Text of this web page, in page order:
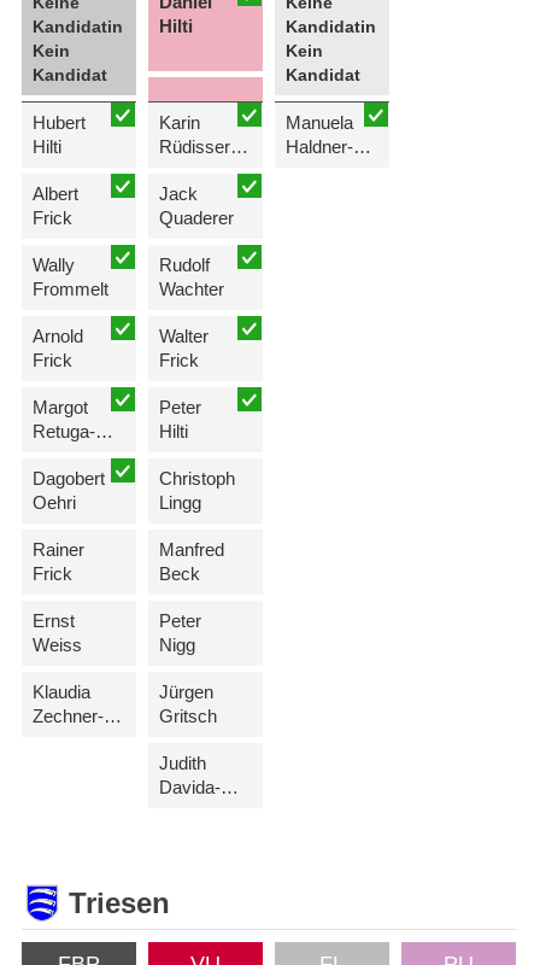
Kandidatin
Kein
Kandidat
Hubert
Hilti
Albert
Frick
Wally
Frommelt
Arnold
Frick
Margot
Retuga-Walser
Dagobert
Oehri
Rainer
Frick
Ernst
Weiss
Klaudia
Zechner-Schwärzler
Hilti
Karin
Rüdisser-Quaderer
Jack
Quaderer
Rudolf
Wachter
Walter
Frick
Peter
Hilti
Christoph
Lingg
Manfred
Beck
Peter
Nigg
Jürgen
Gritsch
Judith
Davida-Morscher
Kandidatin
Kein
Kandidat
Manuela
Haldner-Schierscher
Triesen